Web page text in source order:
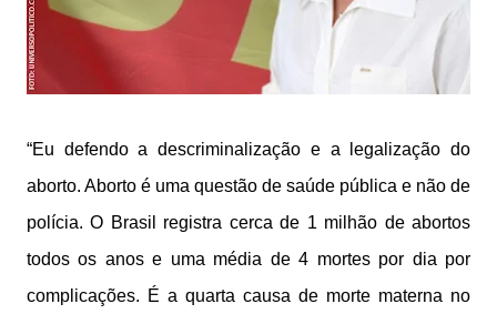
“Eu defendo a descriminalização e a legalização do
aborto. Aborto é uma questão de saúde pública e não de
polícia. O Brasil registra cerca de 1 milhão de abortos
todos os anos e uma média de 4 mortes por dia por
complicações. É a quarta causa de morte materna no